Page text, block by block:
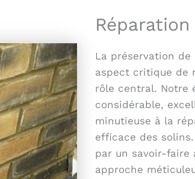
La préservation
aspect critique de
rôle central. Notre
considérable,
minutieuse à la
efficace des
par un savoir-faire
approche